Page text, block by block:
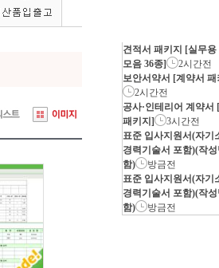
견적서 패키지 [실무용
모음 36종]
2시간전
보안서약서 [계약서
2시간전
공사·인테리어 계약서
패키지]
3시간전
표준 입사지원서(자기
경력기술서 포함)(작
함)
방금전
표준 입사지원서(자기
경력기술서 포함)(작
함)
방금전